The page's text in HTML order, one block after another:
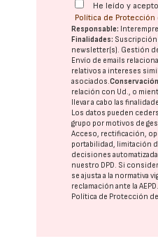
He leído y
Política de Protección
Responsable:
Finalidades: Suscripción
newsletter(s). Gestión
Envío de emails
relativos a intereses
asociados.
relación con Ud., o
llevar a cabo las
Los datos pueden
grupo por motivos de
Acceso, rectificación,
portabilidad, limitación
decisiones
nuestro DPD. Si
se ajusta a la normativa
reclamación ante laAEPD.
Política de Protección